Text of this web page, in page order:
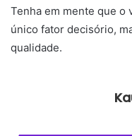
Tenha em mente que o
único fator decisório,
qualidade.